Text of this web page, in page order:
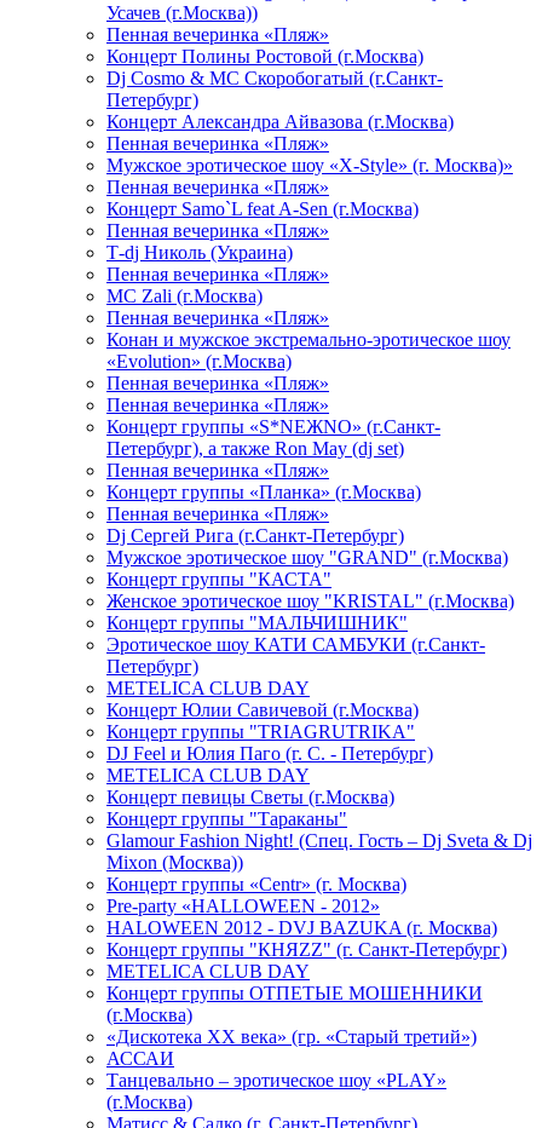
Усачев (г.Москва))
Пенная вечеринка «Пляж»
Концерт Полины Ростовой (г.Москва)
Dj Cosmo & МС Скоробогатый (г.Санкт-
Петербург)
Концерт Александра Айвазова (г.Москва)
Пенная вечеринка «Пляж»
Мужское эротическое шоу «X-Style» (г. Москва)»
Пенная вечеринка «Пляж»
Концерт Samo`L feat A-Sen (г.Москва)
Пенная вечеринка «Пляж»
Т-dj Николь (Украина)
Пенная вечеринка «Пляж»
МС Zali (г.Москва)
Пенная вечеринка «Пляж»
Конан и мужское экстремально-эротическое шоу
«Evolution» (г.Москва)
Пенная вечеринка «Пляж»
Пенная вечеринка «Пляж»
Концерт группы «S*NEЖNO» (г.Санкт-
Петербург), а также Ron May (dj set)
Пенная вечеринка «Пляж»
Концерт группы «Планка» (г.Москва)
Пенная вечеринка «Пляж»
Dj Сергей Рига (г.Санкт-Петербург)
Мужское эротическое шоу "GRAND" (г.Москва)
Концерт группы "КАСТА"
Женское эротическое шоу "KRISTAL" (г.Москва)
Концерт группы "МАЛЬЧИШНИК"
Эротическое шоу КАТИ САМБУКИ (г.Санкт-
Петербург)
METELICA CLUB DAY
Концерт Юлии Савичевой (г.Москва)
Концерт группы "TRIAGRUTRIKA"
DJ Feel и Юлия Паго (г. С. - Петербург)
METELICA CLUB DAY
Концерт певицы Светы (г.Москва)
Концерт группы "Тараканы"
Glamour Fashion Night! (Спец. Гость – Dj Sveta & Dj
Mixon (Москва))
Концерт группы «Centr» (г. Москва)
Pre-party «HALLOWEEN - 2012»
HALOWEEN 2012 - DVJ BAZUKA (г. Москва)
Концерт группы "КНЯZZ" (г. Санкт-Петербург)
METELICA CLUB DAY
Концерт группы ОТПЕТЫЕ МОШЕННИКИ
(г.Москва)
«Дискотека ХХ века» (гр. «Старый третий»)
АССАИ
Танцевально – эротическое шоу «PLAY»
(г.Москва)
Матисс & Садко (г. Санкт-Петербург)